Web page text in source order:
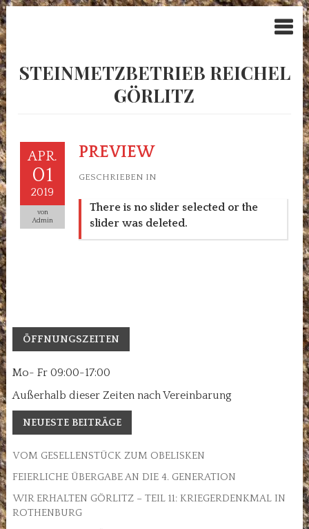
STEINMETZBETRIEB REICHEL
GÖRLITZ
APR.
01
2019
von
Admin
PREVIEW
GESCHRIEBEN IN
There is no slider selected or the
slider was deleted.
ÖFFNUNGSZEITEN
Mo- Fr 09:00-17:00
Außerhalb dieser Zeiten nach Vereinbarung
NEUESTE BEITRÄGE
VOM GESELLENSTÜCK ZUM OBELISKEN
FEIERLICHE ÜBERGABE AN DIE 4. GENERATION
WIR ERHALTEN GÖRLITZ – TEIL 11: KRIEGERDENKMAL IN
ROTHENBURG